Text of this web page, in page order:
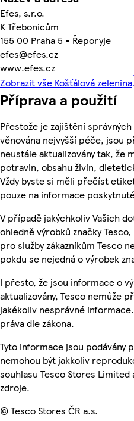
Efes, s.r.o.
K Třebonicům
155 00 Praha 5 - Řeporyje
efes@efes.cz
www.efes.cz
Zobrazit vše Košťálová zelenina
Příprava a použití
Přestože je zajištění
věnována nejvyšší péče, jsou
neustále aktualizovány tak, že
potravin, obsahu živin,
Vždy byste si měli přečíst
pouze na informace
V případě jakýchkoliv Vašich
ohledně výrobků značky
pro služby zákazníkům Tesco
pokdu se nejedná o výrobek
I přesto, že jsou informace o
aktualizovány, Tesco nemůže
jakékoliv nesprávné
práva dle zákona.
Tyto informace jsou podávány
nemohou být jakkoliv
souhlasu Tesco Stores
zdroje.
© Tesco Stores ČR a.s.